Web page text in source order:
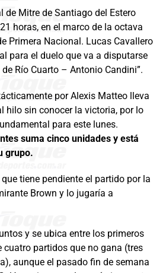
de Mitre de Santiago del Estero
horas, en el marco de la octava
Primera Nacional. Lucas Cavallero
para el duelo que va a disputarse
Río Cuarto – Antonio Candini”.
por Alexis Matteo lleva
hilo sin conocer la victoria, por lo
para este lunes.
suma cinco unidades y está
grupo.
tiene pendiente el partido por la
Brown y lo jugaría a
y se ubica entre los primeros
cuatro partidos que no gana (tres
aunque el pasado fin de semana